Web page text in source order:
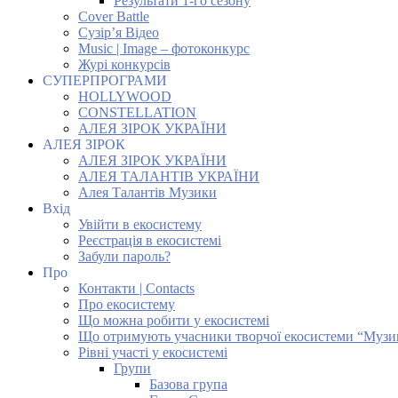
Cover Battle
Сузір’я Відео
Music | Image – фотоконкурс
Журі конкурсів
СУПЕРПРОГРАМИ
HOLLYWOOD
CONSTELLATION
АЛЕЯ ЗІРОК УКРАЇНИ
АЛЕЯ ЗІРОК
АЛЕЯ ЗІРОК УКРАЇНИ
АЛЕЯ ТАЛАНТІВ УКРАЇНИ
Алея Талантів Музики
Вхід
Увійти в екосистему
Реєстрація в екосистемі
Забули пароль?
Про
Контакти | Contacts
Про екосистему
Що можна робити у екосистемі
Що отримують учасники творчої екосистеми
Рівні участі у екосистемі
Групи
Базова група